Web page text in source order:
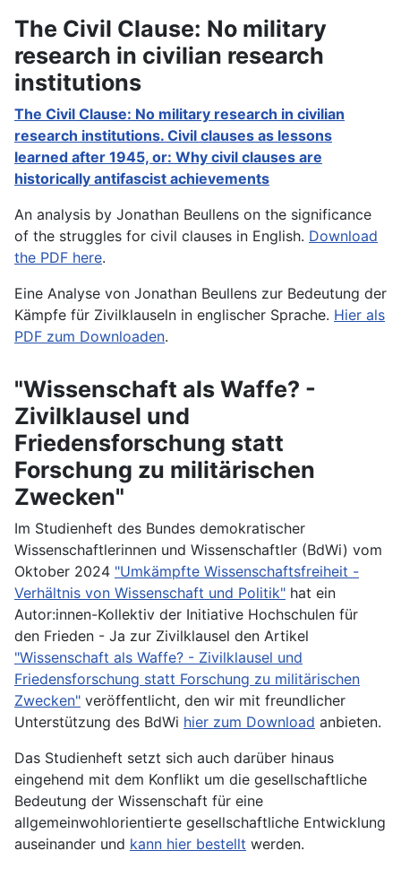
The Civil Clause: No military
research in civilian research
institutions
The Civil Clause: No military research in civilian
research institutions. Civil clauses as lessons
learned after 1945, or: Why civil clauses are
historically antifascist achievements
An analysis by Jonathan Beullens on the significance
of the struggles for civil clauses in English. Download
the PDF here.
Eine Analyse von Jonathan Beullens zur Bedeutung der
Kämpfe für Zivilklauseln in englischer Sprache. Hier als
PDF zum Downloaden.
"Wissenschaft als Waffe? -
Zivilklausel und
Friedensforschung statt
Forschung zu militärischen
Zwecken"
Im Studienheft des Bundes demokratischer
Wissenschaftlerinnen und Wissenschaftler (BdWi) vom
Oktober 2024 "Umkämpfte Wissenschaftsfreiheit -
Verhältnis von Wissenschaft und Politik" hat ein
Autor:innen-Kollektiv der Initiative Hochschulen für
den Frieden - Ja zur Zivilklausel den Artikel
"Wissenschaft als Waffe? - Zivilklausel und
Friedensforschung statt Forschung zu militärischen
Zwecken" veröffentlicht, den wir mit freundlicher
Unterstützung des BdWi hier zum Download anbieten.
Das Studienheft setzt sich auch darüber hinaus
eingehend mit dem Konflikt um die gesellschaftliche
Bedeutung der Wissenschaft für eine
allgemeinwohlorientierte gesellschaftliche Entwicklung
auseinander und kann hier bestellt werden.